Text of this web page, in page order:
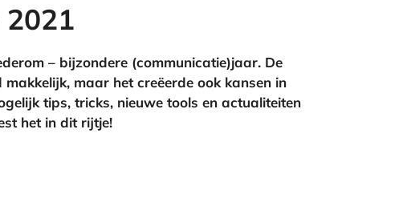
– bijzondere (communicatie)jaar. De
makkelijk, maar hetcreëerde ook kansen in
tips, tricks, nieuwe tools en actualiteiten
het in dit rijtje!